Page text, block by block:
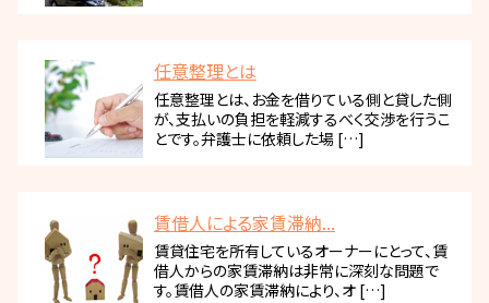
任意整理とは
任意整理とは、お金を借りている側と貸した側
が、支払いの負担を軽減するべく交渉を行うこ
とです。弁護士に依頼した場 […]
賃借人による家賃滞納...
賃貸住宅を所有しているオーナーにとって、賃
借人からの家賃滞納は非常に深刻な問題で
す。賃借人の家賃滞納により、オ […]